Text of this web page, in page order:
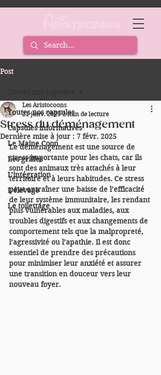
Post
Toutes nos capsules
Capsules informatives
Le Maine Coon
Les griffes
L’intégration
L’élevage
Le toilettage
Stress du déménagement
Les Aristocoons
21 janv. 2025 2 min de lecture
Dernière mise à jour : 7 févr. 2025
Le déménagement est une source de
stress importante pour les chats, car ils
sont des animaux très attachés à leur
territoire et à leurs habitudes. Ce stress
peut entraîner une baisse de l’efficacité
de leur système immunitaire, les rendant
plus vulnérables aux maladies, aux
troubles digestifs et aux changements de
comportement tels que la malpropreté,
l’agressivité ou l’apathie. Il est donc
essentiel de prendre des précautions
pour minimiser leur anxiété et assurer
une transition en douceur vers leur
nouveau foyer.